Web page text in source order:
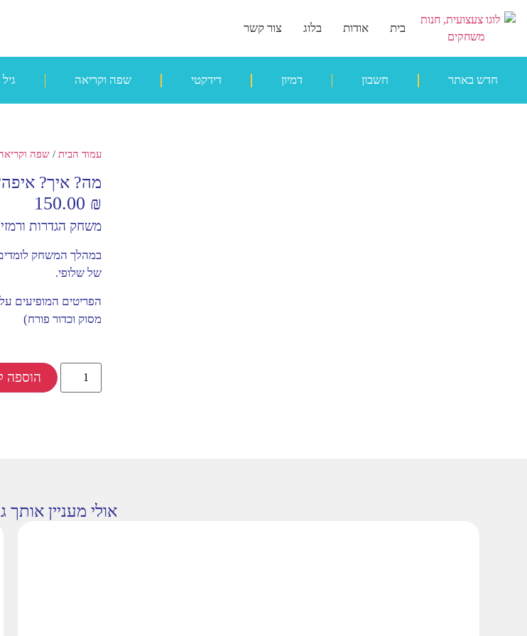
בית אודות בלוג צור קשר
חדש באתר חשבון דמיון דידקטי שפה וקריאה
עמוד הבית /שפה
מה? איך?
150.00 ₪
משחק הגדרות
במהלך המשחק
של שלופי.
הפריטים המופיעים
מסוק וכדור פורח)
הוספה
אולי מעניין אותך